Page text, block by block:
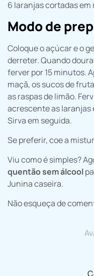
6 laranjas cortadas em
Modo de
Coloque o açúcar e o
derreter. Quando
ferver por 15 minutos.
maçã, os sucos de
as raspas de limão.
acrescente as laranjas
Sirva em seguida.
Se preferir, coe a
Viu como é simples?
quentão sem álcool
Junina caseira.
Não esqueça de